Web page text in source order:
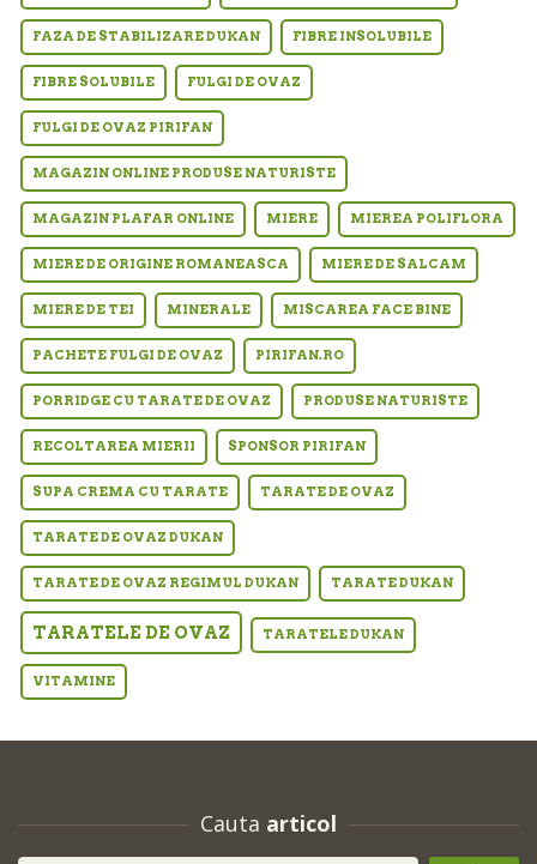
FAZA DE STABILIZARE DUKAN FIBRE INSOLUBILE
FIBRE SOLUBILE FULGI DE OVAZ
FULGI DE OVAZ PIRIFAN
MAGAZIN ONLINE PRODUSE NATURISTE
MAGAZIN PLAFAR ONLINE MIERE MIEREA POLIFLORA
MIERE DE ORIGINE ROMANEASCA MIERE DE SALCAM
MIERE DE TEI MINERALE MISCAREA FACE BINE
PACHETE FULGI DE OVAZ PIRIFAN.RO
PORRIDGE CU TARATE DE OVAZ PRODUSE NATURISTE
RECOLTAREA MIERII SPONSOR PIRIFAN
SUPA CREMA CU TARATE TARATE DE OVAZ
TARATE DE OVAZ DUKAN
TARATE DE OVAZ REGIMUL DUKAN TARATE DUKAN
TARATELE DE OVAZ TARATELE DUKAN
VITAMINE
Cauta articol